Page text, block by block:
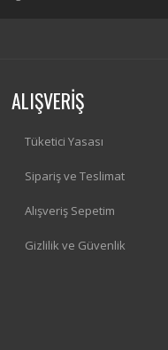
ALIŞVERİŞ
Tüketici Yasası
Sipariş ve Teslimat
Alışveriş Sepetim
Gizlilik ve Güvenlik